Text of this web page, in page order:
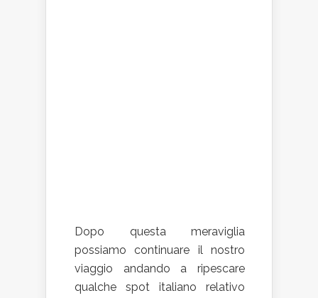
Dopo questa meraviglia
possiamo continuare il nostro
viaggio andando a ripescare
qualche spot italiano relativo